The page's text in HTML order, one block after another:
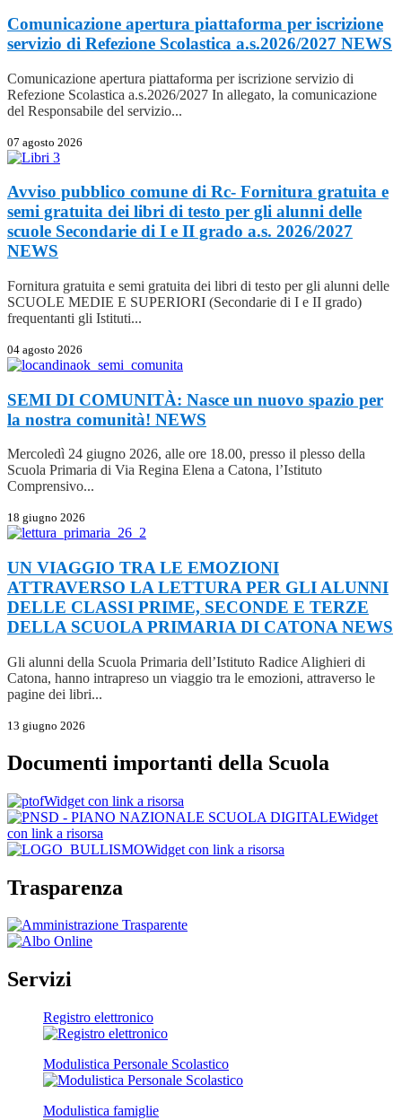
Comunicazione apertura piattaforma per iscrizione
servizio di Refezione Scolastica a.s.2026/2027 NEWS
Comunicazione apertura piattaforma per iscrizione servizio di
Refezione Scolastica a.s.2026/2027 In allegato, la comunicazione
del Responsabile del servizio...
07 agosto 2026
Avviso pubblico comune di Rc- Fornitura gratuita e
semi gratuita dei libri di testo per gli alunni delle
scuole Secondarie di I e II grado a.s. 2026/2027
NEWS
Fornitura gratuita e semi gratuita dei libri di testo per gli alunni delle
SCUOLE MEDIE E SUPERIORI (Secondarie di I e II grado)
frequentanti gli Istituti...
04 agosto 2026
SEMI DI COMUNITÀ: Nasce un nuovo spazio per
la nostra comunità! NEWS
Mercoledì 24 giugno 2026, alle ore 18.00, presso il plesso della
Scuola Primaria di Via Regina Elena a Catona, l’Istituto
Comprensivo...
18 giugno 2026
UN VIAGGIO TRA LE EMOZIONI
ATTRAVERSO LA LETTURA PER GLI ALUNNI
DELLE CLASSI PRIME, SECONDE E TERZE
DELLA SCUOLA PRIMARIA DI CATONA NEWS
Gli alunni della Scuola Primaria dell’Istituto Radice Alighieri di
Catona, hanno intrapreso un viaggio tra le emozioni, attraverso le
pagine dei libri...
13 giugno 2026
Documenti importanti della Scuola
Widget con link a risorsa
Widget
con link a risorsa
Widget con link a risorsa
Trasparenza
Servizi
Registro elettronico
Modulistica Personale Scolastico
Modulistica famiglie